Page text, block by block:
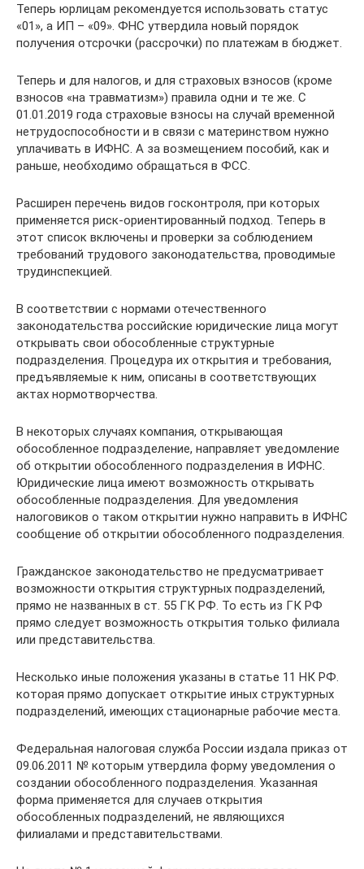
Теперь юрлицам рекомендуется использовать статус
«01», а ИП – «09». ФНС утвердила новый порядок
получения отсрочки (рассрочки) по платежам в бюджет.
Теперь и для налогов, и для страховых взносов (кроме
взносов «на травматизм») правила одни и те же. С
01.01.2019 года страховые взносы на случай временной
нетрудоспособности и в связи с материнством нужно
уплачивать в ИФНС. А за возмещением пособий, как и
раньше, необходимо обращаться в ФСС.
Расширен перечень видов госконтроля, при которых
применяется риск-ориентированный подход. Теперь в
этот список включены и проверки за соблюдением
требований трудового законодательства, проводимые
трудинспекцией.
В соответствии с нормами отечественного
законодательства российские юридические лица могут
открывать свои обособленные структурные
подразделения. Процедура их открытия и требования,
предъявляемые к ним, описаны в соответствующих
актах нормотворчества.
В некоторых случаях компания, открывающая
обособленное подразделение, направляет уведомление
об открытии обособленного подразделения в ИФНС.
Юридические лица имеют возможность открывать
обособленные подразделения. Для уведомления
налоговиков о таком открытии нужно направить в ИФНС
сообщение об открытии обособленного подразделения.
Гражданское законодательство не предусматривает
возможности открытия структурных подразделений,
прямо не названных в ст. 55 ГК РФ. То есть из ГК РФ
прямо следует возможность открытия только филиала
или представительства.
Несколько иные положения указаны в статье 11 НК РФ.
которая прямо допускает открытие иных структурных
подразделений, имеющих стационарные рабочие места.
Федеральная налоговая служба России издала приказ от
09.06.2011 № которым утвердила форму уведомления о
создании обособленного подразделения. Указанная
форма применяется для случаев открытия
обособленных подразделений, не являющихся
филиалами и представительствами.